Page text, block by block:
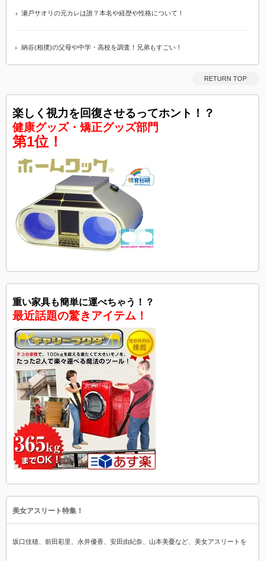
瀬戸サオリの元カレは誰？本名や経歴や性格について！
納谷(相撲)の父母や中学・高校を調査！兄弟もすごい！
RETURN TOP
楽しく視力を回復させるってホント！？
健康グッズ・矯正グッズ部門
第1位！
重い家具も簡単に運べちゃう！？
最近話題の驚きアイテム！
美女アスリート特集！
坂口佳穂、前田彩里、永井優香、安田由紀奈、山本美憂など、美女アスリートを